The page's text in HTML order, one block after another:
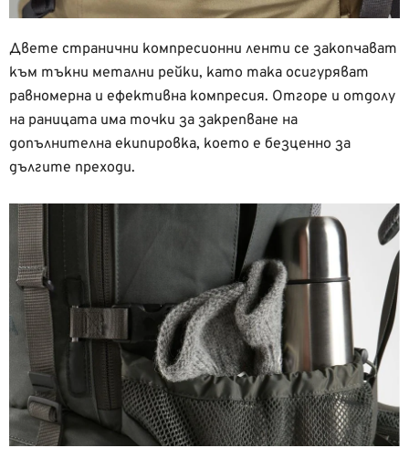
Двете странични компресионни ленти се закопчават
към тъкни метални рейки, като така осигуряват
равномерна и ефективна компресия. Отгоре и отдолу
на раницата има точки за закрепване на
допълнителна екипировка, което е безценно за
дългите преходи.